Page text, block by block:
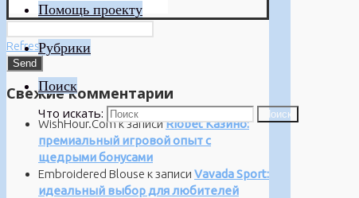
Помощь проекту
Рубрики
Поиск
Что искать: Поиск
Refresh
Свежие комментарии
WishHour.Comк записиRiobet Казино:
премиальный игровой опыт с
щедрыми бонусами
Embroidered Blouse к записи Vavada Sport:
идеальный выбор для любителей